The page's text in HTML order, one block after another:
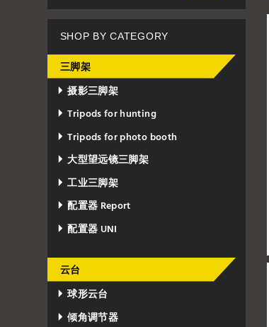
SHOP BY CATEGORY
三脚架
摄影三脚架
Tripods for hunting
Tripods for photo booth
大型望远镜三脚架
工业三脚架
配置器 Report
配置器 UNI
云台
球形云台
倾角调节器